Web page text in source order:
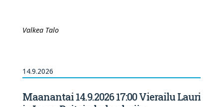
Valkea Talo
14.9.2026
Maanantai 14.9.2026 17:00 Vierailu Lauri